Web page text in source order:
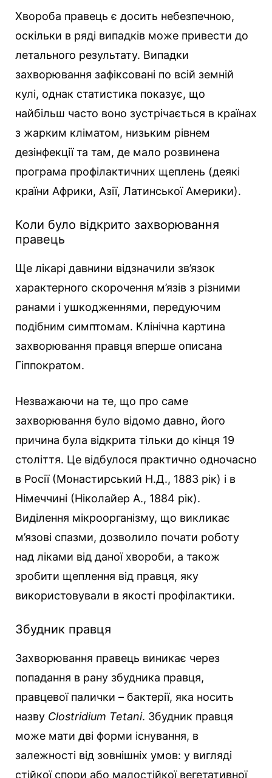
Хвороба правець є досить небезпечною,
оскільки в ряді випадків може привести до
летального результату. Випадки
захворювання зафіксовані по всій земній
кулі, однак статистика показує, що
найбільш часто воно зустрічається в країнах
з жарким кліматом, низьким рівнем
дезінфекції та там, де мало розвинена
програма профілактичних щеплень (деякі
країни Африки, Азії, Латинської Америки).
Коли було відкрито захворювання
правець
Ще лікарі давнини відзначили зв’язок
характерного скорочення м’язів з різними
ранами і ушкодженнями, передуючим
подібним симптомам. Клінічна картина
захворювання правця вперше описана
Гіппократом.
Незважаючи на те, що про саме
захворювання було відомо давно, його
причина була відкрита тільки до кінця 19
століття. Це відбулося практично одночасно
в Росії (Монастирський Н.Д., 1883 рік) і в
Німеччині (Ніколайер А., 1884 рік).
Виділення мікроорганізму, що викликає
м’язові спазми, дозволило почати роботу
над ліками від даної хвороби, а також
зробити щеплення від правця, яку
використовували в якості профілактики.
Збудник правця
Захворювання правець виникає через
попадання в рану збудника правця,
правцевої палички – бактерії, яка носить
назву Clostridium Tetani. Збудник правця
може мати дві форми існування, в
залежності від зовнішніх умов: у вигляді
стійкої спори або малостійкої вегетативної